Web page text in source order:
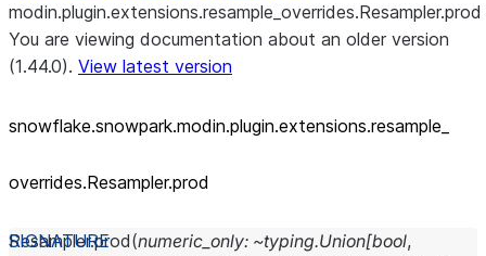
modin.plugin.extensions.resample_overrides.Resampler.prod
You are viewing documentation about an older version
(1.44.0). View latest version
snowflake.snowpark.modin.plugin.extensions.resample_
overrides.Resampler.prod
Resampler.prod(numeric_only: ~typing.Union[bool,